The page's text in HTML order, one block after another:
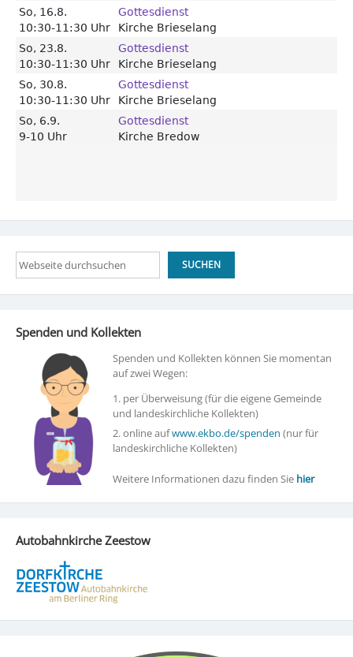
Suchen SUCHEN
Spenden und Kollekten
Spenden und Kollekten können Sie momentan
auf zwei Wegen:
1. per Überweisung (für die eigene Gemeinde
und landeskirchliche Kollekten)
2. online aufwww.ekbo.de/spenden (nur für
landeskirchliche Kollekten)
Weitere Informationen dazu finden Sie hier
Autobahnkirche Zeestow